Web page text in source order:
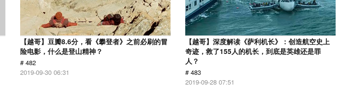
【越哥】豆瓣8.6分，看《攀登者》之前必刷的冒
险电影，什么是登山精神？
# 482
2019-09-30 06:31
【越哥】深度解读《萨利机长》：创造航空史上
奇迹，救了155人的机长，到底是英雄还是罪
人？
# 483
2019-09-28 07:51